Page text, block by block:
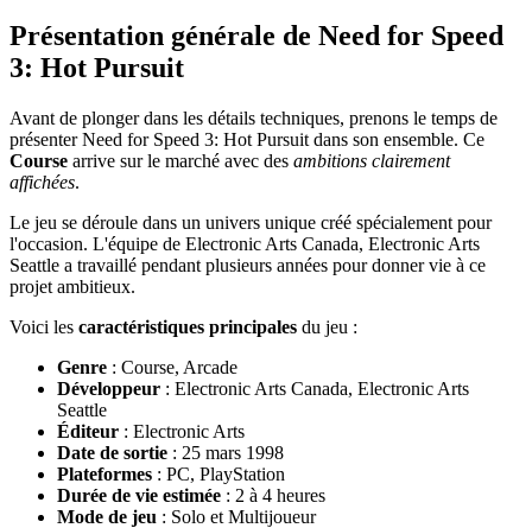
Présentation générale de Need for Speed
3: Hot Pursuit
Avant de plonger dans les détails techniques, prenons le temps de
présenter Need for Speed 3: Hot Pursuit dans son ensemble. Ce
Course arrive sur le marché avec des ambitions clairement
affichées.
Le jeu se déroule dans un univers unique créé spécialement pour
l'occasion. L'équipe de Electronic Arts Canada, Electronic Arts
Seattle a travaillé pendant plusieurs années pour donner vie à ce
projet ambitieux.
Voici les caractéristiques principales du jeu :
Genre : Course, Arcade
Développeur : Electronic Arts Canada, Electronic Arts
Seattle
Éditeur : Electronic Arts
Date de sortie : 25 mars 1998
Plateformes : PC, PlayStation
Durée de vie estimée : 2 à 4 heures
Mode de jeu : Solo et Multijoueur